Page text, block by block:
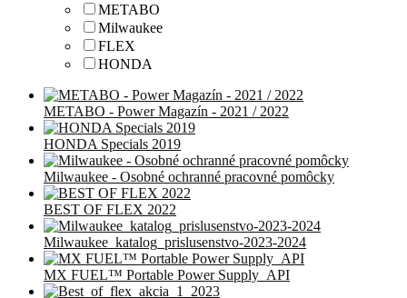
METABO
Milwaukee
FLEX
HONDA
METABO - Power Magazín - 2021 / 2022
HONDA Specials 2019
Milwaukee - Osobné ochranné pracovné pomôcky
BEST OF FLEX 2022
Milwaukee_katalog_prislusenstvo-2023-2024
MX FUEL™ Portable Power Supply_API